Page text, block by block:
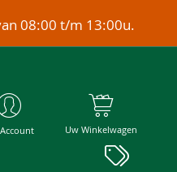
08:00 t/m 13:00u.
Uw Winkelwagen